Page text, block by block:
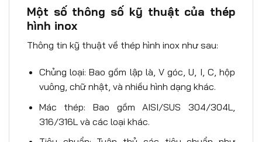
Một số thông số kỹ thuật của thép
hình inox
Thông tin kỹ thuật về thép hình inox như sau:
Chủng loại: Bao gồm lập là, V góc, U, I, C, hộp
vuông, chữ nhật, và nhiều hình dạng khác.
Mác thép: Bao gồm AISI/SUS 304/304L,
316/316L và các loại khác.